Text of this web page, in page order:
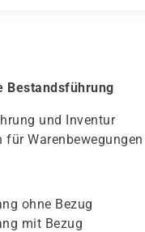
Bestandsführung
und Inventur
für
ohne Bezug
mit Bezug